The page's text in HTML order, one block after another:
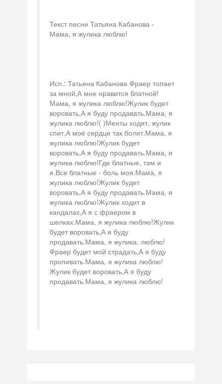
Текст песни Татьяна Кабанова -
Мама, я жулика люблю!
Исп.: Татьяна Кабанова Фраер топает
за мной,А мне нравится блатной!
Мама, я жулика люблю!Жулик будет
воровать,А я буду продавать.Мама, я
жулика люблю!( )Менты ходят, жулик
спит,А моё сердце так болит.Мама, я
жулика люблю!Жулик будет
воровать,А я буду продавать.Мама, я
жулика люблю!Где блатные, там и
я.Все блатные - боль моя.Мама, я
жулика люблю!Жулик будет
воровать,А я буду продавать.Мама, я
жулика люблю!Жулик ходит в
кандалах,А я с фраером в
шелках.Мама, я жулика люблю!Жулик
будет воровать,А я буду
продавать.Мама, я жулика, люблю!
Фраер будет мой страдать,А я буду
пропивать.Мама, я жулика люблю!
Жулик будет воровать,А я буду
продавать.Мама, я жулика люблю!